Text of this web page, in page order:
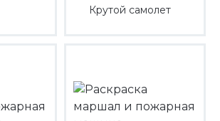
Крутой самолет